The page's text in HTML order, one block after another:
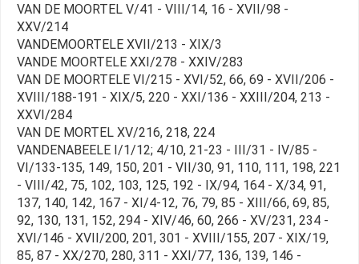
VAN DE MOORTEL V/41 - VIII/14, 16 - XVII/98 -
XXV/214
VANDEMOORTELE XVII/213 - XIX/3
VANDE MOORTELE XXI/278 - XXIV/283
VAN DE MOORTELE VI/215 - XVI/52, 66, 69 - XVII/206 -
XVIII/188-191 - XIX/5, 220 - XXI/136 - XXIII/204, 213 -
XXVI/284
VAN DE MORTEL XV/216, 218, 224
VANDENABEELE I/1/12; 4/10, 21-23 - III/31 - IV/85 -
VI/133-135, 149, 150, 201 - VII/30, 91, 110, 111, 198, 221
- VIII/42, 75, 102, 103, 125, 192 - IX/94, 164 - X/34, 91,
137, 140, 142, 167 - XI/4-12, 76, 79, 85 - XIII/66, 69, 85,
92, 130, 131, 152, 294 - XIV/46, 60, 266 - XV/231, 234 -
XVI/146 - XVII/200, 201, 301 - XVIII/155, 207 - XIX/19,
85, 87 - XX/270, 280, 311 - XXI/77, 136, 139, 146 -